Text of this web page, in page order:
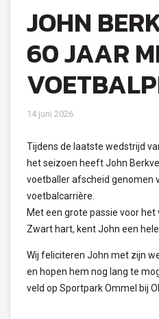
JOHN
60 JAAR
14 juni 2026
Tijdens de laatste wedstrijd
het seizoen heeft John
voetballer afscheid genomen
voetbalcarrière.
Met een grote passie voor
Zwart hart, kent John een
Wij feliciteren John met zijn
en hopen hem nog lang te
veld op Sportpark Ommel bij